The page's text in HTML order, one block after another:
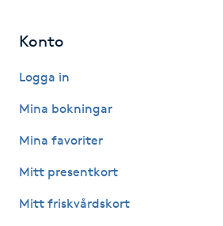
Hot Stone Massage
Hudföryngring
Konto
Logga in
Mina bokningar
Mina favoriter
Mitt presentkort
Mitt friskvårdskort